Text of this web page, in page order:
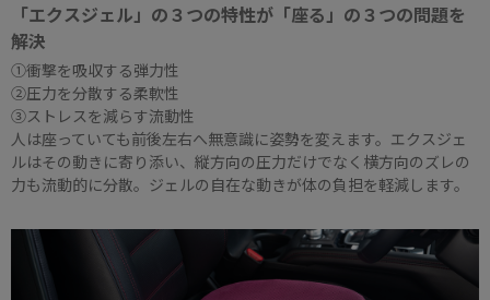
「エクスジェル」の３つの特性が「座る」の３つの問題を
解決
①衝撃を吸収する弾力性
②圧力を分散する柔軟性
③ストレスを減らす流動性
人は座っていても前後左右へ無意識に姿勢を変えます。エクスジェ
ルはその動きに寄り添い、縦方向の圧力だけでなく横方向のズレの
力も流動的に分散。ジェルの自在な動きが体の負担を軽減します。